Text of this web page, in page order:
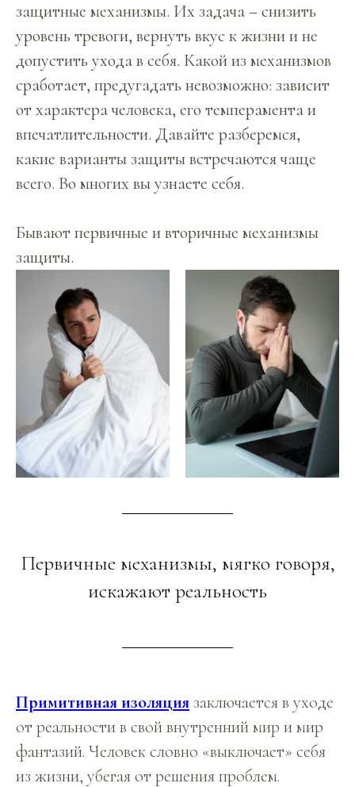
защитные механизмы. Их задача – снизить
уровень тревоги, вернуть вкус к жизни и не
допустить ухода в себя. Какой из механизмов
сработает, предугадать невозможно: зависит
от характера человека, его темперамента и
впечатлительности. Давайте разберемся,
какие варианты защиты встречаются чаще
всего. Во многих вы узнаете себя.
Бывают первичные и вторичные механизмы
защиты.
Первичные механизмы, мягко говоря,
искажают реальность
Примитивная изоляция заключается в уходе
от реальности в свой внутренний мир и мир
фантазий. Человек словно «выключает» себя
из жизни, убегая от решения проблем.